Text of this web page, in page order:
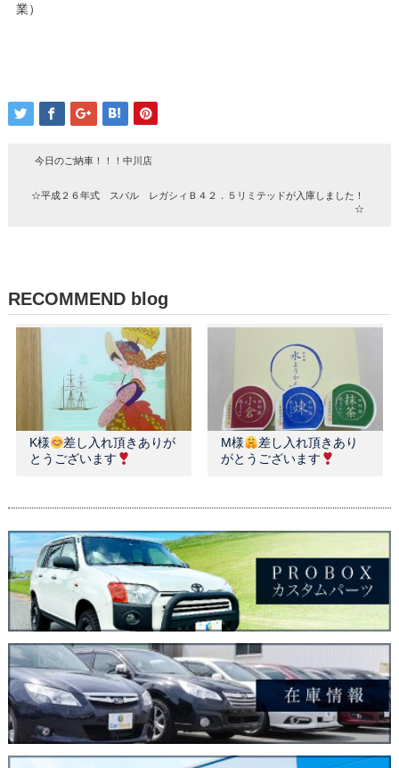
業）
今日のご納車！！！中川店
☆平成２６年式 スバル レガシィＢ４２．５リミテッドが入庫しました！
☆
RECOMMEND blog
K様
差し入れ頂きありが
とうございます
M様
差し入れ頂きあり
がとうございます